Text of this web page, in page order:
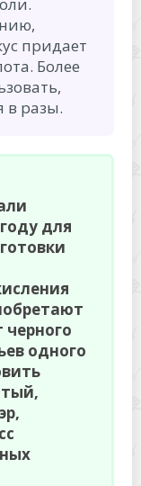
придает
Более
в разы.
для
одного